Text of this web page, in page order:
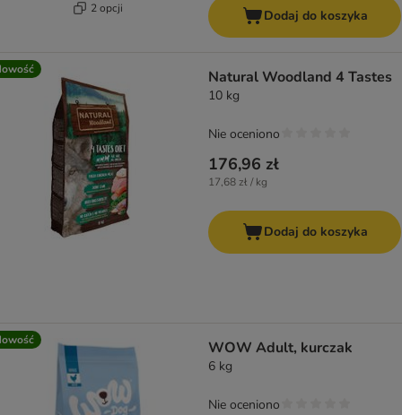
2 opcji Dodaj do koszyka
Natural Woodland 4 Tastes
10 kg
176,96 zł
17,68 zł / kg
Nie oceniono
Dodaj do koszyka
WOW Adult, kurczak
6 kg
Nie oceniono